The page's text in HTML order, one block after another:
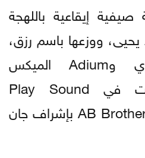
إيقاعية باللهجة
ووزعها باسم رزق،
فيما تولّى ماساري وAdium الميكس
والماسترينغ، وسُجّلت في Play Sound
Studios وAB Brother Studios بإشراف جان